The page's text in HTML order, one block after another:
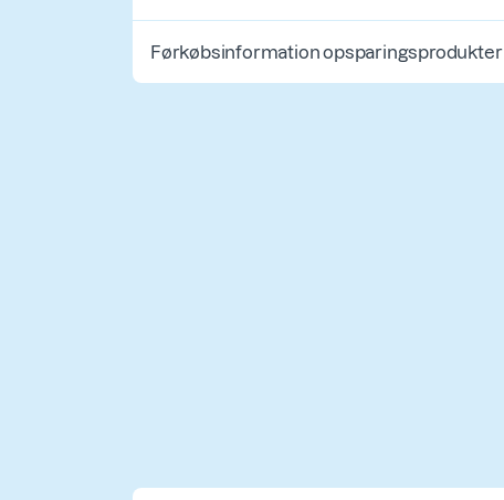
Førkøbsinformation opsparingsprodukter